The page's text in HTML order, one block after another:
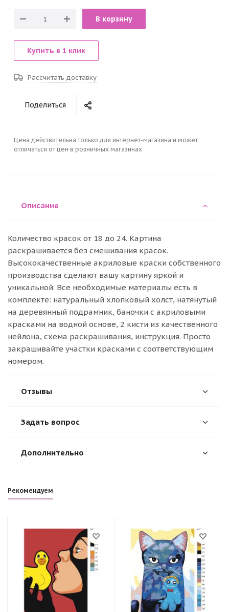
В корзину
Купить в 1 клик
Рассчитать доставку
Поделиться
Цена действительна только для интернет-магазина и может
отличаться от цен в розничных магазинах
Описание
Количество красок от 18 до 24. Картина
раскрашивается без смешивания красок.
Высококачественные акриловые краски собственного
производства сделают вашу картину яркой и
уникальной. Все необходимые материалы есть в
комплекте: натуральный хлопковый холст, натянутый
на деревянный подрамник, баночки с акриловыми
красками на водной основе, 2 кисти из качественного
нейлона, схема раскрашивания, инструкция. Просто
закрашивайте участки красками с соответствующим
номером.
Отзывы
Задать вопрос
Дополнительно
Рекомендуем